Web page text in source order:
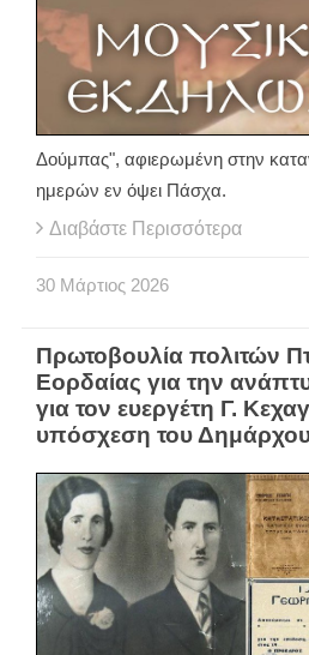
Δούμπας", αφιερωμένη στην
ημερών εν όψει Πάσχα.
Διαβάστε Περισσότερα
30 Μάρτιος 2026
Πρωτοβουλία πολιτών
Εορδαίας για την
για τον ευεργέτη Γ.
υπόσχεση του